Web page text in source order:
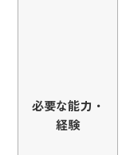
必要な能力・
経験